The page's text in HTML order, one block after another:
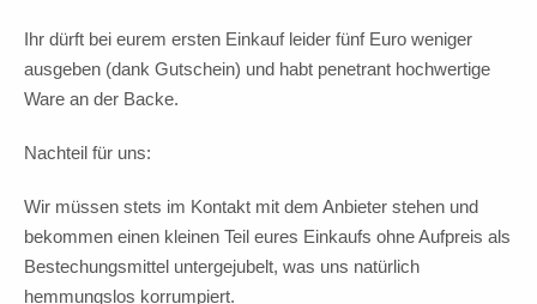
Ihr dürft bei eurem ersten Einkauf leider fünf Euro weniger
ausgeben (dank Gutschein) und habt penetrant hochwertige
Ware an der Backe.
Nachteil für uns:
Wir müssen stets im Kontakt mit dem Anbieter stehen und
bekommen einen kleinen Teil eures Einkaufs ohne Aufpreis als
Bestechungsmittel untergejubelt, was uns natürlich
hemmungslos korrumpiert.